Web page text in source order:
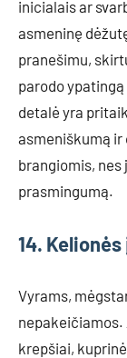
inicialais ar
asmeninę
pranešimu,
parodo
detalė yra
asmeniškumą ir
brangiomis,
prasmingumą.
14.
Vyrams,
krepšiai,